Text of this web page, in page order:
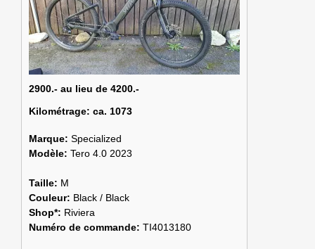
2900.- au lieu de 4200.-
Kilométrage: ca. 1073
Marque: Specialized
Modèle: Tero 4.0 2023
Taille: M
Couleur: Black / Black
Shop*: Riviera
Numéro de commande: TI4013180